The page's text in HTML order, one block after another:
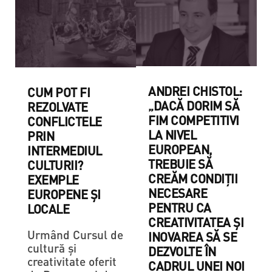
CUM POT FI
REZOLVATE
CONFLICTELE
PRIN
INTERMEDIUL
CULTURII?
EXEMPLE
EUROPENE ȘI
LOCALE
Urmând Cursul de
cultură și
creativitate oferit
ANDREI CHISTOL:
„DACĂ DORIM SĂ
FIM COMPETITIVI
LA NIVEL
EUROPEAN,
TREBUIE SĂ
CREĂM CONDIȚII
NECESARE
PENTRU CA
CREATIVITATEA ȘI
INOVAREA SĂ SE
DEZVOLTE ÎN
CADRUL UNEI NOI